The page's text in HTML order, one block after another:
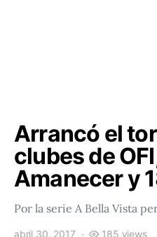
Arrancó el
clubes de
Amanecer y
Por la serie A Bella Vista
abril 30, 2017 185 views